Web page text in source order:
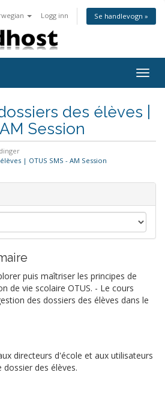
Logg inn Se handlevogn »
des élèves |
Session
| OTUS SMS - AM Session
puis maîtriser les principes de
de vie scolaire OTUS. - Le cours
des dossiers des élèves dans le
directeurs d'école et aux utilisateurs
des élèves.